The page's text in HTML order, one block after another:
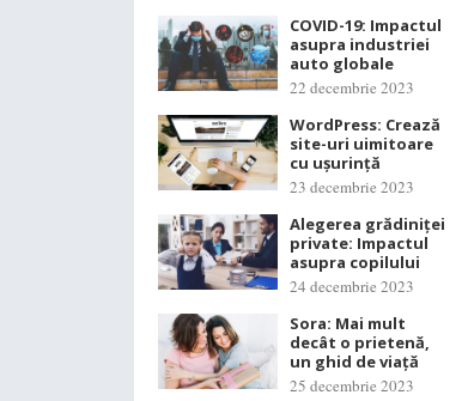
COVID-19: Impactul
asupra industriei
auto globale
22 decembrie 2023
WordPress: Crează
site-uri uimitoare
cu ușurință
23 decembrie 2023
Alegerea grădiniței
private: Impactul
asupra copilului
24 decembrie 2023
Sora: Mai mult
decât o prietenă,
un ghid de viață
25 decembrie 2023